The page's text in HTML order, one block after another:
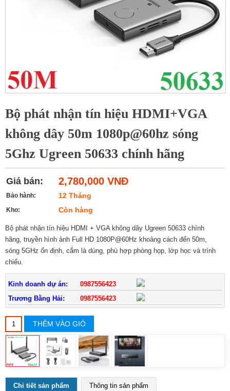
Bộ phát nhận tín hiệu HDMI+VGA
không dây 50m 1080p@60hz sóng
5Ghz Ugreen 50633 chính hãng
Giá bán: 2,780,000 VNĐ
Bảo hành: 12 Tháng
Kho: Còn hàng
Bộ phát nhận tín hiệu HDMI + VGA không dây Ugreen 50633 chính
hãng, truyền hình ảnh Full HD 1080P@60Hz khoảng cách đến 50m,
sóng 5GHz ổn định, cắm là dùng, phù hợp phòng họp, lớp học và trình
chiếu.
Kinh doanh dự án:
0987556423
Trương Bằng Hải:
0987556423
THÊM VÀO GIỎ
Chi tiết sản phẩm Thông tin sản phẩm